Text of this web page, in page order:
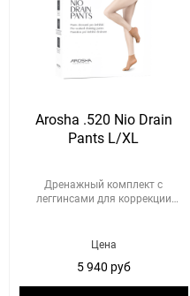
Arosha .520 Nio Drain
Pants L/XL
Дренажный комплект с
леггинсами для коррекции
Цена
5 940 руб